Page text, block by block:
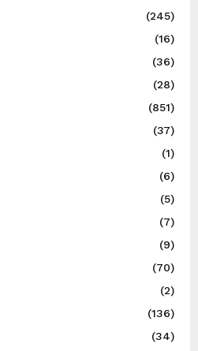
(245)
(16)
(36)
(28)
(851)
(37)
(1)
(6)
(5)
(7)
(9)
(70)
(2)
(136)
(34)